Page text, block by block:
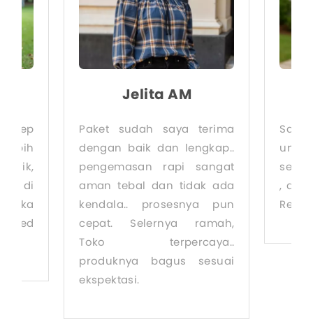
di
Jelita AM
Paket sudah saya terima
dengan baik dan lengkap..
pengemasan rapi sangat
aman tebal dan tidak ada
kendala.. prosesnya pun
cepat. Selernya ramah,
Toko terpercaya..
produknya bagus sesuai
ekspektasi.
,